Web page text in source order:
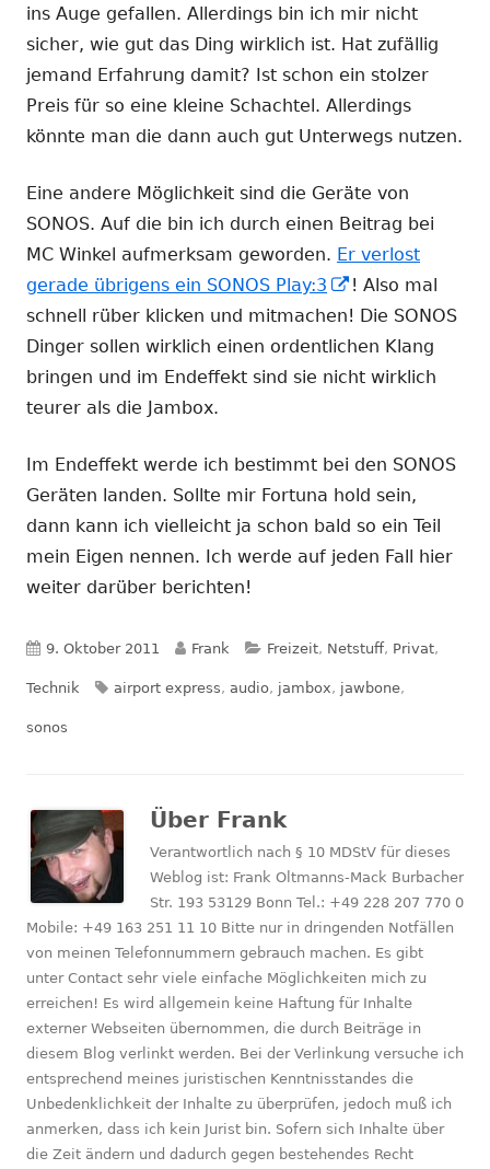
neuem
Fenster
öffnen
ins Auge gefallen. Allerdings bin ich mir nicht
sicher, wie gut das Ding wirklich ist. Hat zufällig
jemand Erfahrung damit? Ist schon ein stolzer
Preis für so eine kleine Schachtel. Allerdings
könnte man die dann auch gut Unterwegs nutzen.
Eine andere Möglichkeit sind die Geräte von
SONOS. Auf die bin ich durch einen Beitrag bei
MC Winkel aufmerksam geworden. Er verlost
gerade übrigens ein SONOS Play:3
In
neuem
Fenster
öffnen
! Also mal
schnell rüber klicken und mitmachen! Die SONOS
Dinger sollen wirklich einen ordentlichen Klang
bringen und im Endeffekt sind sie nicht wirklich
teurer als die Jambox.
Im Endeffekt werde ich bestimmt bei den SONOS
Geräten landen. Sollte mir Fortuna hold sein,
dann kann ich vielleicht ja schon bald so ein Teil
mein Eigen nennen. Ich werde auf jeden Fall hier
weiter darüber berichten!
Veröffentlicht
am
9. Oktober 2011 Autor
Frank Kategorien
Freizeit, Netstuff, Privat,
Technik Schlagwörter
airport express, audio, jambox, jawbone,
sonos
Über Frank
Verantwortlich nach § 10 MDStV für dieses
Weblog ist: Frank Oltmanns-Mack Burbacher
Str. 193 53129 Bonn Tel.: +49 228 207 770 0
Mobile: +49 163 251 11 10 Bitte nur in dringenden Notfällen
von meinen Telefonnummern gebrauch machen. Es gibt
unter Contact sehr viele einfache Möglichkeiten mich zu
erreichen! Es wird allgemein keine Haftung für Inhalte
externer Webseiten übernommen, die durch Beiträge in
diesem Blog verlinkt werden. Bei der Verlinkung versuche ich
entsprechend meines juristischen Kenntnisstandes die
Unbedenklichkeit der Inhalte zu überprüfen, jedoch muß ich
anmerken, dass ich kein Jurist bin. Sofern sich Inhalte über
die Zeit ändern und dadurch gegen bestehendes Recht